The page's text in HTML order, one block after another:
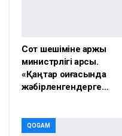
Сот шешіміне қаржы
министрлігі қарсы.
«Қаңтар оқиғасында
жәбірленгендерге…
QOGAM